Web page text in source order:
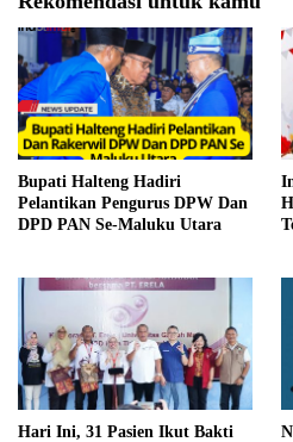
Bupati Halteng Hadiri
Pelantikan Pengurus DPW Dan
DPD PAN Se-Maluku Utara
Hari Ini, 31 Pasien Ikut Bakti